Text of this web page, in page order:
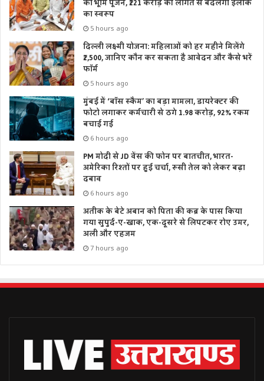
का भूमि पूजन, ₹221 करोड़ की लागत से बदलेगा इलाके
का स्वरूप
5 hours ago
दिल्ली लक्ष्मी योजना: महिलाओं को हर महीने मिलेंगे
₹2,500, जानिए कौन कर सकता है आवेदन और कैसे भरें
फॉर्म
5 hours ago
मुंबई में ‘बॉस स्कैम’ का बड़ा मामला, डायरेक्टर की
फोटो लगाकर कर्मचारी से ठगे 1.98 करोड़, 92% रकम
बचाई गई
6 hours ago
PM मोदी से JD वेंस की फोन पर बातचीत, भारत-
अमेरिका रिश्तों पर हुई चर्चा, रूसी तेल को लेकर बढ़ा
दबाव
6 hours ago
अतीक के बेटे अबान को पिता की कब्र के पास किया
गया सुपुर्द-ए-खाक, एक-दूसरे से लिपटकर रोए उमर,
अली और एहजम
7 hours ago